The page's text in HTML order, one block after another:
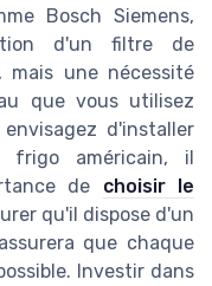
Bosch Siemens,
d'un filtre de
une nécessité
que vous utilisez
d'installer
frigo américain, il
de choisir le
qu'il dispose d'un
que chaque
Investir dans